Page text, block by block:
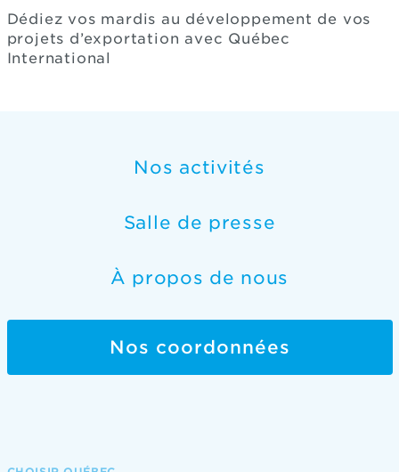
Dédiez vos mardis au développement de vos
projets d’exportation avec Québec
International
Nos activités
Salle de presse
À propos de nous
Nos coordonnées